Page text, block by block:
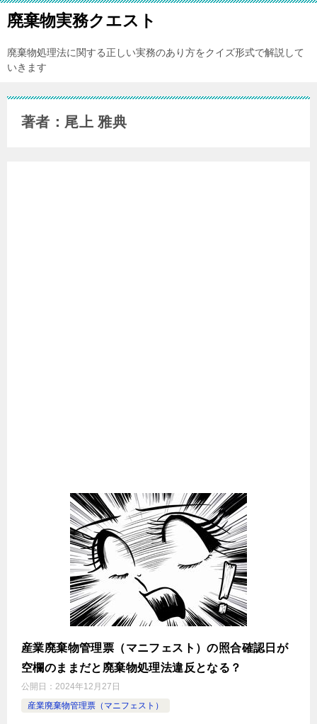
廃棄物実務クエスト
廃棄物処理法に関する正しい実務のあり方をクイズ形式で解説して
いきます
著者：尾上 雅典
産業廃棄物管理票（マニフェスト）の照合確認日が
空欄のままだと廃棄物処理法違反となる？
公開日： 2024年12月27日
産業廃棄物管理票（マニフェスト）